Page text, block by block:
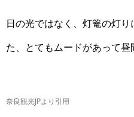
日の光ではなく、灯篭の灯
た、とてもムードがあって昼
奈良観光JPより引用